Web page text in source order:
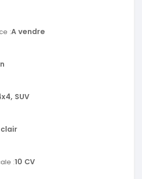
:A vendre
SUV
:10 CV